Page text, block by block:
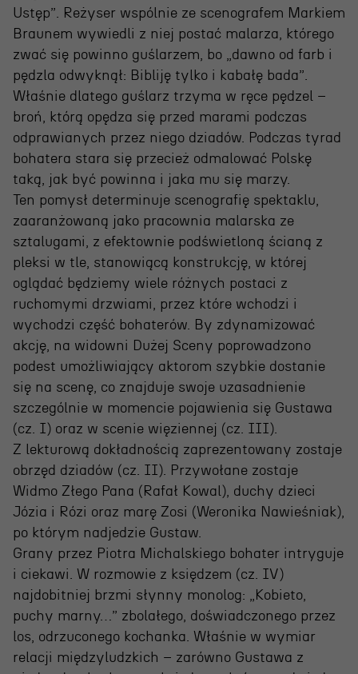
Festiwal R@Port
Gdyńska Nagroda Dramaturgiczna
Konkurs im. Andrzeja
Żurowskiego
Teatr
Historia teatru
Zespół artystyczny
Aktualności
Dostępny Teatr Miejski
Wynajem scen i spektakli
Spektakle wyjazdowe
Sponsorzy
Kontakt & Zespół
Edukacja
Wydarzenia
Oferta edukacyjna
Polecamy
Ustęp”. Reżyser wspólnie ze scenografem Markiem
Braunem wywiedli z niej postać malarza, którego
zwać się powinno guślarzem, bo „dawno od farb i
pędzla odwyknął: Bibliję tylko i kabałę bada”.
Właśnie dlatego guślarz trzyma w ręce pędzel –
broń, którą opędza się przed marami podczas
odprawianych przez niego dziadów. Podczas tyrad
bohatera stara się przecież odmalować Polskę
taką, jak być powinna i jaka mu się marzy.
Ten pomysł determinuje scenografię spektaklu,
zaaranżowaną jako pracownia malarska ze
sztalugami, z efektownie podświetloną ścianą z
pleksi w tle, stanowiącą konstrukcję, w której
oglądać będziemy wiele różnych postaci z
ruchomymi drzwiami, przez które wchodzi i
wychodzi część bohaterów. By zdynamizować
akcję, na widowni Dużej Sceny poprowadzono
podest umożliwiający aktorom szybkie dostanie
się na scenę, co znajduje swoje uzasadnienie
szczególnie w momencie pojawienia się Gustawa
(cz. I) oraz w scenie więziennej (cz. III).
Z lekturową dokładnością zaprezentowany zostaje
obrzęd dziadów (cz. II). Przywołane zostaje
Widmo Złego Pana (Rafał Kowal), duchy dzieci
Józia i Rózi oraz marę Zosi (Weronika Nawieśniak),
po którym nadjedzie Gustaw.
Grany przez Piotra Michalskiego bohater intryguje
i ciekawi. W rozmowie z księdzem (cz. IV)
najdobitniej brzmi słynny monolog: „Kobieto,
puchy marny…” zbolałego, doświadczonego przez
los, odrzuconego kochanka. Właśnie w wymiar
relacji międzyludzkich – zarówno Gustawa z